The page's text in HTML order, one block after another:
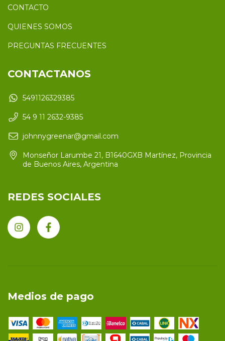
CONTACTO
QUIENES SOMOS
PREGUNTAS FRECUENTES
CONTACTANOS
5491126329385
54 9 11 2632-9385
johnnygreenar@gmail.com
Monseñor Larumbe 21, B1640GXB Martínez, Provincia
de Buenos Aires, Argentina
REDES SOCIALES
Medios de pago